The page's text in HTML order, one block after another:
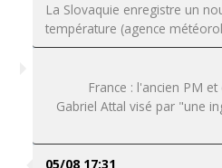
La Slovaquie enregistre un
température (agence
France : l'ancien PM
Gabriel Attal visé par "une
05/08 17:31